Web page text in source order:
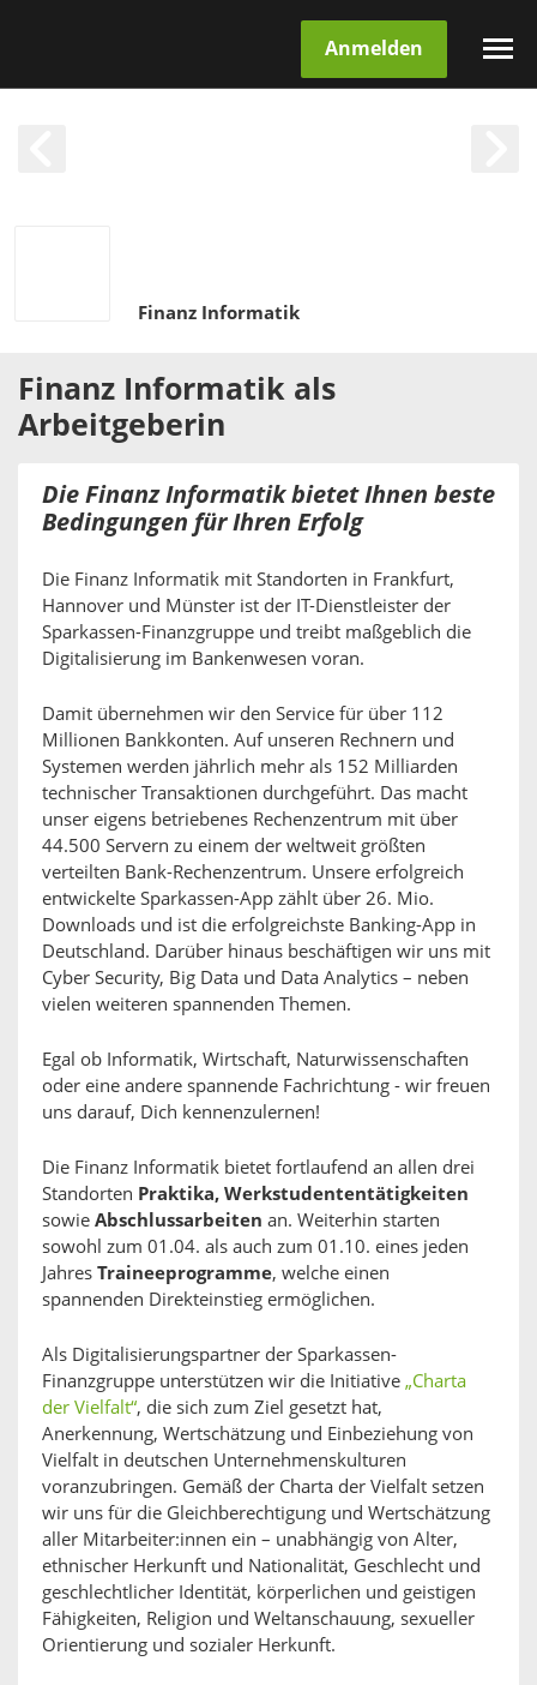
Anmelden
Finanz Informatik
Finanz Informatik als
Arbeitgeberin
Die Finanz Informatik bietet Ihnen beste
Bedingungen für Ihren Erfolg
Die Finanz Informatik mit Standorten in Frankfurt,
Hannover und Münster ist der IT-Dienstleister der
Sparkassen-Finanzgruppe und treibt maßgeblich die
Digitalisierung im Bankenwesen voran.
Damit übernehmen wir den Service für über 112
Millionen Bankkonten. Auf unseren Rechnern und
Systemen werden jährlich mehr als 152 Milliarden
technischer Transaktionen durchgeführt. Das macht
unser eigens betriebenes Rechenzentrum mit über
44.500 Servern zu einem der weltweit größten
verteilten Bank-Rechenzentrum. Unsere erfolgreich
entwickelte Sparkassen-App zählt über 26. Mio.
Downloads und ist die erfolgreichste Banking-App in
Deutschland. Darüber hinaus beschäftigen wir uns mit
Cyber Security, Big Data und Data Analytics – neben
vielen weiteren spannenden Themen.
Egal ob Informatik, Wirtschaft, Naturwissenschaften
oder eine andere spannende Fachrichtung - wir freuen
uns darauf, Dich kennenzulernen!
Die Finanz Informatik bietet fortlaufend an allen drei
Standorten Praktika, Werkstudententätigkeiten
sowie Abschlussarbeiten an. Weiterhin starten
sowohl zum 01.04. als auch zum 01.10. eines jeden
Jahres Traineeprogramme, welche einen
spannenden Direkteinstieg ermöglichen.
Als Digitalisierungspartner der Sparkassen-
Finanzgruppe unterstützen wir die Initiative „Charta
der Vielfalt“, die sich zum Ziel gesetzt hat,
Anerkennung, Wertschätzung und Einbeziehung von
Vielfalt in deutschen Unternehmenskulturen
voranzubringen. Gemäß der Charta der Vielfalt setzen
wir uns für die Gleichberechtigung und Wertschätzung
aller Mitarbeiter:innen ein – unabhängig von Alter,
ethnischer Herkunft und Nationalität, Geschlecht und
geschlechtlicher Identität, körperlichen und geistigen
Fähigkeiten, Religion und Weltanschauung, sexueller
Orientierung und sozialer Herkunft.